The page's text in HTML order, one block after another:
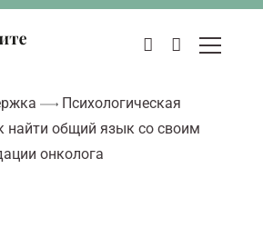
Психологическая
найти общий язык со своим
онколога